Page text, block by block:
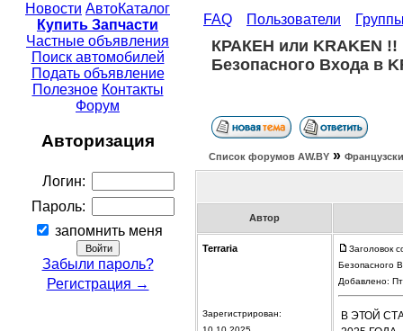
Новости АвтоКаталог
Купить Запчасти
Частные объявления
Поиск автомобилей
Подать объявление
Полезное Контакты
Форум
Авторизация
Логин:
Пароль:
запомнить меня
Забыли пароль?
Регистрация →
FAQ Пользователи
КРАКЕН или KRAKEN
Безопасного Входа в
Список форумов АW.BY »
Автор
Terraria
Зарегистрирован:
Заголовок
Безопасного
Добавлено:
В ЭТОЙ